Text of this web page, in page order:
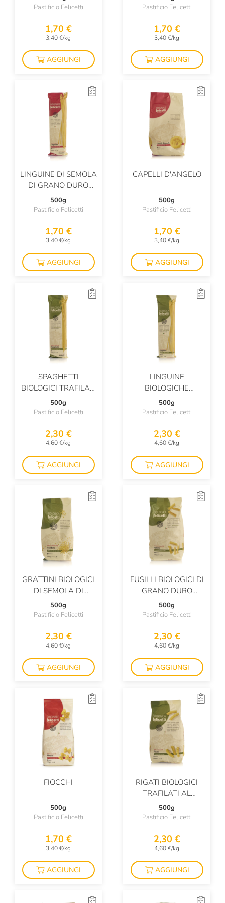
Pastificio Felicetti
1,70 €
3,40 €/kg
AGGIUNGI
Pastificio Felicetti
1,70 €
3,40 €/kg
AGGIUNGI
LINGUINE DI SEMOLA
DI GRANO DURO
ITALIANO
500g
Pastificio Felicetti
1,70 €
3,40 €/kg
AGGIUNGI
CAPELLI D'ANGELO
500g
Pastificio Felicetti
1,70 €
3,40 €/kg
AGGIUNGI
SPAGHETTI
BIOLOGICI TRAFILATI
AL BRONZO
500g
Pastificio Felicetti
2,30 €
4,60 €/kg
AGGIUNGI
LINGUINE
BIOLOGICHE
TRAFILATI AL
BRONZO
500g
Pastificio Felicetti
2,30 €
4,60 €/kg
AGGIUNGI
GRATTINI BIOLOGICI
DI SEMOLA DI
GRANO DURO
500g
Pastificio Felicetti
2,30 €
4,60 €/kg
AGGIUNGI
FUSILLI BIOLOGICI DI
GRANO DURO
TRAFILATI AL
BRONZO
500g
Pastificio Felicetti
2,30 €
4,60 €/kg
AGGIUNGI
FIOCCHI
500g
Pastificio Felicetti
1,70 €
3,40 €/kg
AGGIUNGI
RIGATI BIOLOGICI
TRAFILATI AL
BRONZO
500g
Pastificio Felicetti
2,30 €
4,60 €/kg
AGGIUNGI